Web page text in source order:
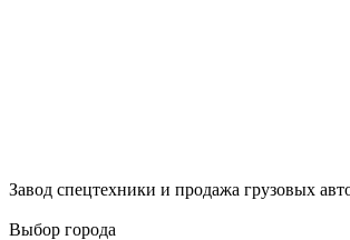
Завод спецтехники и продажа грузовых
Выбор города